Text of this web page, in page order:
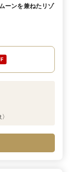
ーンを兼ねたリゾ